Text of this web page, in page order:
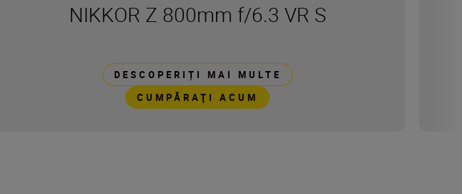
NIKKOR Z 800mm f/6.3 VR S
DESCOPERIȚI MAI MULTE
CUMPĂRAŢI ACUM